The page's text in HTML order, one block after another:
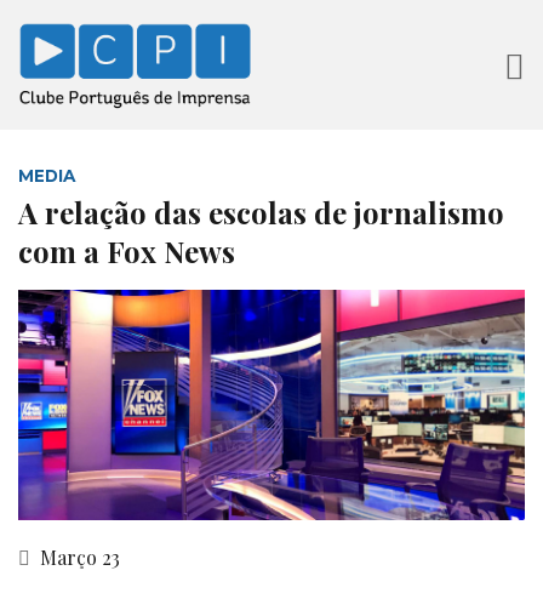
MEDIA
A relação das escolas de jornalismo
com a Fox News
Março 23